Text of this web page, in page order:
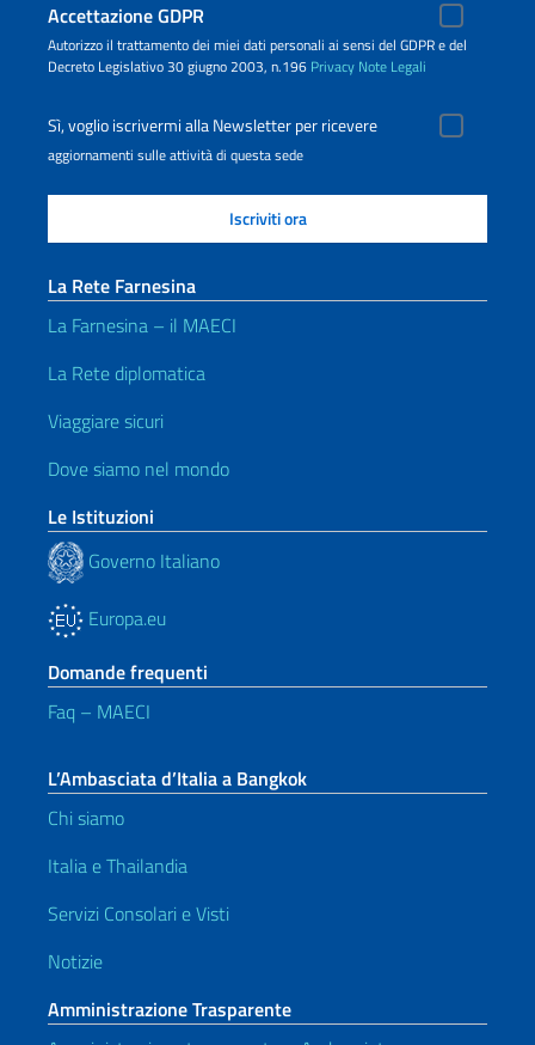
Accettazione GDPR
Autorizzo il trattamento dei miei dati personali ai sensi del GDPR e del
Decreto Legislativo 30 giugno 2003, n.196 Privacy Note Legali
Sì, voglio iscrivermi alla Newsletter per ricevere
aggiornamenti sulle attività di questa sede
La Rete Farnesina
La Farnesina – il MAECI
La Rete diplomatica
Viaggiare sicuri
Dove siamo nel mondo
Le Istituzioni
Governo Italiano
Europa.eu
Domande frequenti
Faq – MAECI
L’Ambasciata d’Italia a Bangkok
Chi siamo
Italia e Thailandia
Servizi Consolari e Visti
Notizie
Amministrazione Trasparente